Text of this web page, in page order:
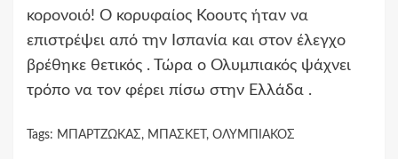
κορονοιό! Ο κορυφαίος Κοουτς ήταν να
επιστρέψει από την Ισπανία και στον έλεγχο
βρέθηκε θετικός . Τώρα ο Ολυμπιακός ψάχνει
τρόπο να τον φέρει πίσω στην Ελλάδα .
Tags: ΜΠΑΡΤΖΩΚΑΣ, ΜΠΑΣΚΕΤ , ΟΛΥΜΠΙΑΚΟΣ